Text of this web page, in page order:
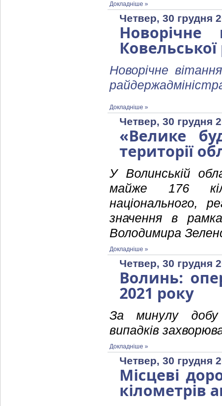
Докладніше »
Четвер, 30 грудня
Новорічне
Докладніше »
Четвер, 30 грудня
«Велике
території
У Волинській
майже 176
національного,
значення в
Володимира
Докладніше »
Четвер, 30 грудня
Волинь:
2021 року
За минулу добу
випадків
Докладніше »
Четвер, 30 грудня
Місцеві
кілометрів